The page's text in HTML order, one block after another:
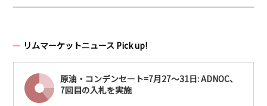
リムマーケットニュース Pick up!
原油・コンデンセート=7月27～31日: ADNOC、
7回目の入札を実施